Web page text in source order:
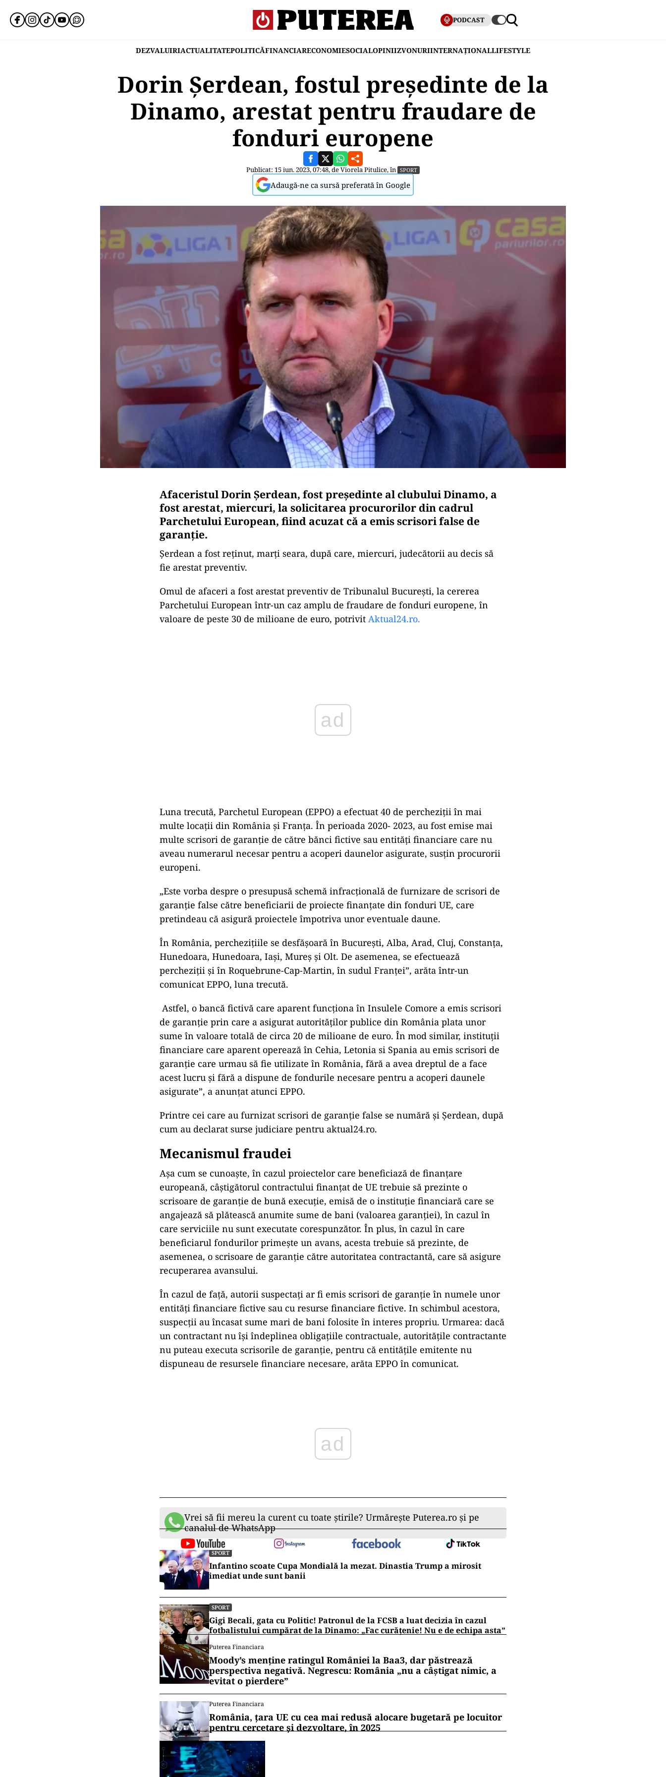
PODCAST
DEZVALUIRIACTUALITATEPOLITICĂFINANCIARECONOMIESOCIALOPINIIZVONURIINTERNAȚIONALLIFESTYLE
Dorin Șerdean, fostul președinte de la
Dinamo, arestat pentru fraudare de
fonduri europene
Publicat: 15 iun. 2023, 07:48, deViorela Pitulice, în SPORT
Adaugă-ne ca sursă preferată în Google
Afaceristul Dorin Șerdean, fost președinte al clubului Dinamo, a
fost arestat, miercuri, la solicitarea procurorilor din cadrul
Parchetului European, fiind acuzat că a emis scrisori false de
garanție.
Șerdean a fost reținut, marți seara, după care, miercuri, judecătorii au decis să
fie arestat preventiv.
Omul de afaceri a fost arestat preventiv de Tribunalul București, la cererea
Parchetului European într-un caz amplu de fraudare de fonduri europene, în
valoare de peste 30 de milioane de euro, potrivit Aktual24.ro.
Luna trecută, Parchetul European (EPPO) a efectuat 40 de percheziții în mai
multe locații din România și Franța. În perioada 2020- 2023, au fost emise mai
multe scrisori de garanție de către bănci fictive sau entități financiare care nu
aveau numerarul necesar pentru a acoperi daunelor asigurate, susțin procurorii
europeni.
„Este vorba despre o presupusă schemă infracțională de furnizare de scrisori de
garanție false către beneficiarii de proiecte finanțate din fonduri UE, care
pretindeau că asigură proiectele împotriva unor eventuale daune.
În România, perchezițiile se desfășoară în București, Alba, Arad, Cluj, Constanța,
Hunedoara, Hunedoara, Iași, Mureș și Olt. De asemenea, se efectuează
percheziții și în Roquebrune-Cap-Martin, în sudul Franței”, arăta într-un
comunicat EPPO, luna trecută.
Astfel, o bancă fictivă care aparent funcționa în Insulele Comore a emis scrisori
de garanție prin care a asigurat autorităților publice din România plata unor
sume în valoare totală de circa 20 de milioane de euro. În mod similar, instituții
financiare care aparent operează în Cehia, Letonia si Spania au emis scrisori de
garanție care urmau să fie utilizate în România, fără a avea dreptul de a face
acest lucru și fără a dispune de fondurile necesare pentru a acoperi daunele
asigurate”, a anunțat atunci EPPO.
Printre cei care au furnizat scrisori de garanție false se numără și Șerdean, după
cum au declarat surse judiciare pentru aktual24.ro.
Mecanismul fraudei
Așa cum se cunoaște, în cazul proiectelor care beneficiază de finanțare
europeană, câștigătorul contractului finanțat de UE trebuie să prezinte o
scrisoare de garanție de bună execuție, emisă de o instituție financiară care se
angajează să plătească anumite sume de bani (valoarea garanției), în cazul în
care serviciile nu sunt executate corespunzător. În plus, în cazul în care
beneficiarul fondurilor primește un avans, acesta trebuie să prezinte, de
asemenea, o scrisoare de garanție către autoritatea contractantă, care să asigure
recuperarea avansului.
În cazul de față, autorii suspectați ar fi emis scrisori de garanție în numele unor
entități financiare fictive sau cu resurse financiare fictive. In schimbul acestora,
suspecții au încasat sume mari de bani folosite în interes propriu. Urmarea: dacă
un contractant nu își îndeplinea obligațiile contractuale, autoritățile contractante
nu puteau executa scrisorile de garanție, pentru că entitățile emitente nu
dispuneau de resursele financiare necesare, arăta EPPO în comunicat.
ad
Vrei să fii mereu la curent cu toate știrile? Urmărește Puterea.ro și pe
canalul de WhatsApp
SPORT
Infantino scoate Cupa Mondială la mezat. Dinastia Trump a mirosit
imediat unde sunt banii
SPORT
Gigi Becali, gata cu Politic! Patronul de la FCSB a luat decizia în cazul
fotbalistului cumpărat de la Dinamo: „Fac curățenie! Nu e de echipa asta”
Puterea Financiara
Moody’s menține ratingul României la Baa3, dar păstrează
perspectiva negativă. Negrescu: România „nu a câștigat nimic, a
evitat o pierdere”
Puterea Financiara
România, țara UE cu cea mai redusă alocare bugetară pe locuitor
pentru cercetare și dezvoltare, în 2025